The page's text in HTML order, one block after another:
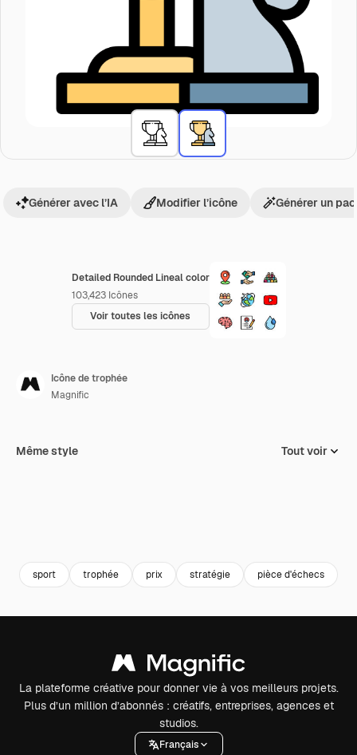
Detailed Rounded Lineal color
103,423 Icônes
Voir toutes les icônes
Générer avec l’IA Modifier l’icône Générer un
Icône de trophée
Magnific
Même style Tout voir
sport trophée prix stratégie pièce d'échecs
La plateforme créative pour donner vie à vos meilleurs projets.
Plus d’un million d’abonnés : créatifs, entreprises, agences et
studios.
Français